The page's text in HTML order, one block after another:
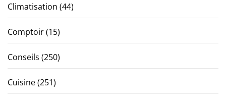
Climatisation (44)
Comptoir(15)
Conseils (250)
Cuisine(251)